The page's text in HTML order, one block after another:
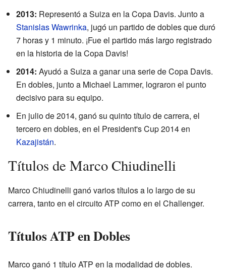
2013: Representó a Suiza en la Copa Davis. Junto a
Stanislas Wawrinka, jugó un partido de dobles que duró
7 horas y 1 minuto. ¡Fue el partido más largo registrado
en la historia de la Copa Davis!
2014: Ayudó a Suiza a ganar una serie de Copa Davis.
En dobles, junto a Michael Lammer, lograron el punto
decisivo para su equipo.
En julio de 2014, ganó su quinto título de carrera, el
tercero en dobles, en el President's Cup 2014 en
Kazajistán.
Títulos de Marco Chiudinelli
Marco Chiudinelli ganó varios títulos a lo largo de su
carrera, tanto en el circuito ATP como en el Challenger.
Títulos ATP en Dobles
Marco ganó 1 título ATP en la modalidad de dobles.